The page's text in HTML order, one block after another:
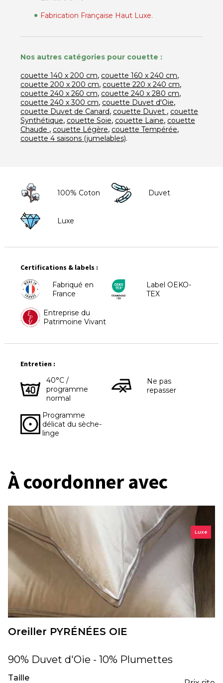
Fabrication Française Haut Luxe.
Nos autres catégories pour couette :
couette 140 x 200 cm, couette 160 x 240 cm,
couette 200 x 200 cm, couette 220 x 240 cm,
couette 240 x 260 cm, couette 240 x 280 cm,
couette 240 x 300 cm, couette Duvet d'Oie,
couette Duvet de Canard, couette Duvet , couette
Synthétique, couette Soie, couette Laine, couette
Chaude , couette Légère, couette Tempérée,
couette 4 saisons (jumelables).
100% Coton Duvet
Luxe
Certifications & labels :
Fabriqué en
France
Label OEKO-
TEX
Entreprise du
Patrimoine Vivant
Entretien :
40°C /
programme
normal
Ne pas
repasser
Programme
délicat du sèche-
linge
À coordonner avec
Luxe
Oreiller PYRÉNÉES OIE
90% Duvet d'Oie - 10% Plumettes
Taille